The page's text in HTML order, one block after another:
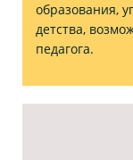
образования,
детства,
педагога.